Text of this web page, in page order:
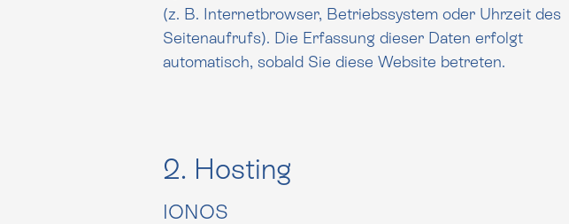
(z. B. Internetbrowser, Betriebssystem oder Uhrzeit des
Seitenaufrufs). Die Erfassung dieser Daten erfolgt
automatisch, sobald Sie diese Website betreten.
2. Hosting
IONOS